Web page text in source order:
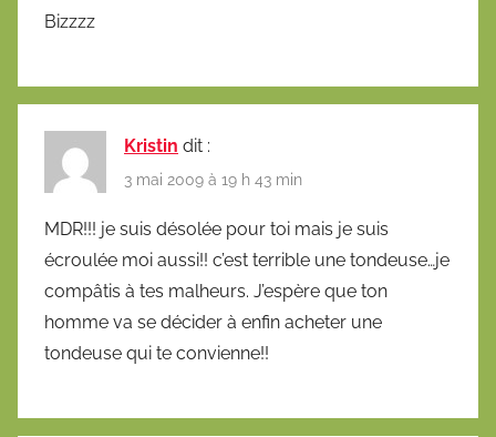
Bizzzz
Kristin dit :
3 mai 2009 à 19 h 43 min
MDR!!! je suis désolée pour toi mais je suis
écroulée moi aussi!! c’est terrible une tondeuse…je
compâtis à tes malheurs. J’espère que ton
homme va se décider à enfin acheter une
tondeuse qui te convienne!!